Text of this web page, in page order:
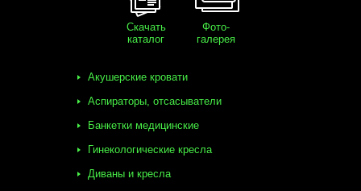
Скачать
каталог
Фото-
галерея
Акушерские кровати
Аспираторы, отсасыватели
Банкетки медицинские
Гинекологические кресла
Диваны и кресла